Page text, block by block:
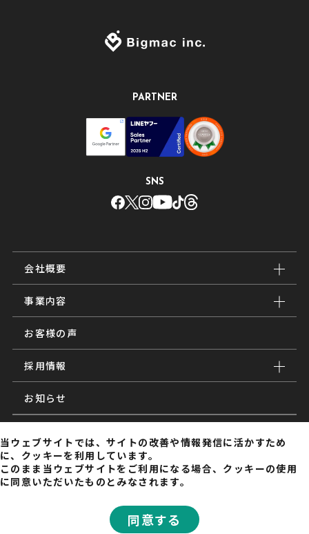
Filter
会社概要
事業内容
お客様の声
採用情報
お知らせ
B!net
PARTNER
SNS
サイトマップ
Copyright Bigmac inc. ALL RIGHTS RESERVED.
当ウェブサイトでは、サイトの改善や情報発信に活かすため
に、クッキーを利用しています。
このまま当ウェブサイトをご利用になる場合、クッキーの使用
に同意いただいたものとみなされます。
同意する